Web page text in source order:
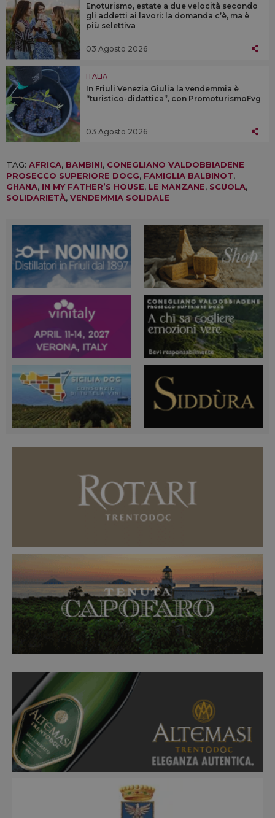
Enoturismo, estate a due velocità secondo
gli addetti ai lavori: la domanda c’è, ma è
più selettiva
03 Agosto 2026
ITALIA
In Friuli Venezia Giulia la vendemmia è
“turistico-didattica”, con PromoturismoFvg
03 Agosto 2026
TAG: AFRICA, BAMBINI, CONEGLIANO VALDOBBIADENE
PROSECCO SUPERIORE DOCG, FAMIGLIA BALBINOT,
GHANA, IN MY FATHER’S HOUSE, LE MANZANE, SCUOLA,
SOLIDARIETÀ, VENDEMMIA SOLIDALE